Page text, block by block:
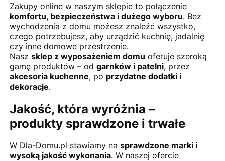
Zakupy online w naszym sklepie to połączenie
komfortu, bezpieczeństwa i dużego wyboru. Bez
wychodzenia z domu możesz znaleźć wszystko,
czego potrzebujesz, aby urządzić kuchnię, jadalnię
czy inne domowe przestrzenie.
Nasz sklep z wyposażeniem domu oferuje szeroką
gamę produktów – od garnków i patelni, przez
akcesoria kuchenne, po przydatne dodatki i
dekoracje.
Jakość, która wyróżnia –
produkty sprawdzone i trwałe
W Dla-Domu.pl stawiamy na sprawdzone marki i
wysoką jakość wykonania. W naszej ofercie